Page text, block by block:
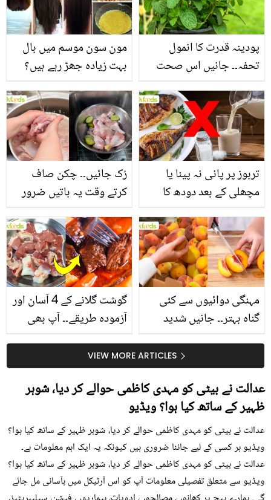
فائدے
مون سون موسم میں بال
بہت زیادہ جھڑ رہے ہیں؟
بنانے کے چند قدرتی طریقے
پودینہ قدرت کا انمول
تحفہ۔۔ جانیں اس صحت
انگیز طبی فوائد
رُک جائیں۔۔ چکن صاف
کرتے وقت یہ باتیں ضرور
تربوز پر پانی نہ پینا یا
مچھلی کے بعد دودھ کا
سے متعلق غلط فہمیوں کی
حقیقت کیا ہے اور افواہ
کیا؟
گوشت گلانے کے 4 آسان اور
آزمودہ طریقے۔۔ آپ بھی
بتائے راز
مہنگی دوائیوں سے کئی
گناہ بہتر۔۔ جانیں شدید
کیوں کھانا چاہیے؟ VIEW MORE ARTICLES
عدالت نے بیٹی کو مہدی کاظمی حوالے کر دیا، شوہر
ظہیر کے ساتھ کیا ہوا؟ ویڈیو
عدالت نے بیٹی کو مہدی کاظمی حوالے کر دیا، شوہر ظہیر کے ساتھ کیا ہوا؟
ویڈیو ہر کسی کے لیے جاننا ضروری ہیں کیونکہ یہ ایک اہم معلومات ہے۔
عدالت نے بیٹی کو مہدی کاظمی حوالے کر دیا، شوہر ظہیر کے ساتھ کیا ہوا؟
ویڈیو سے متعلق تفصیلی معلومات آپ کو اس آرٹیکل میں بآسانی مل جائے